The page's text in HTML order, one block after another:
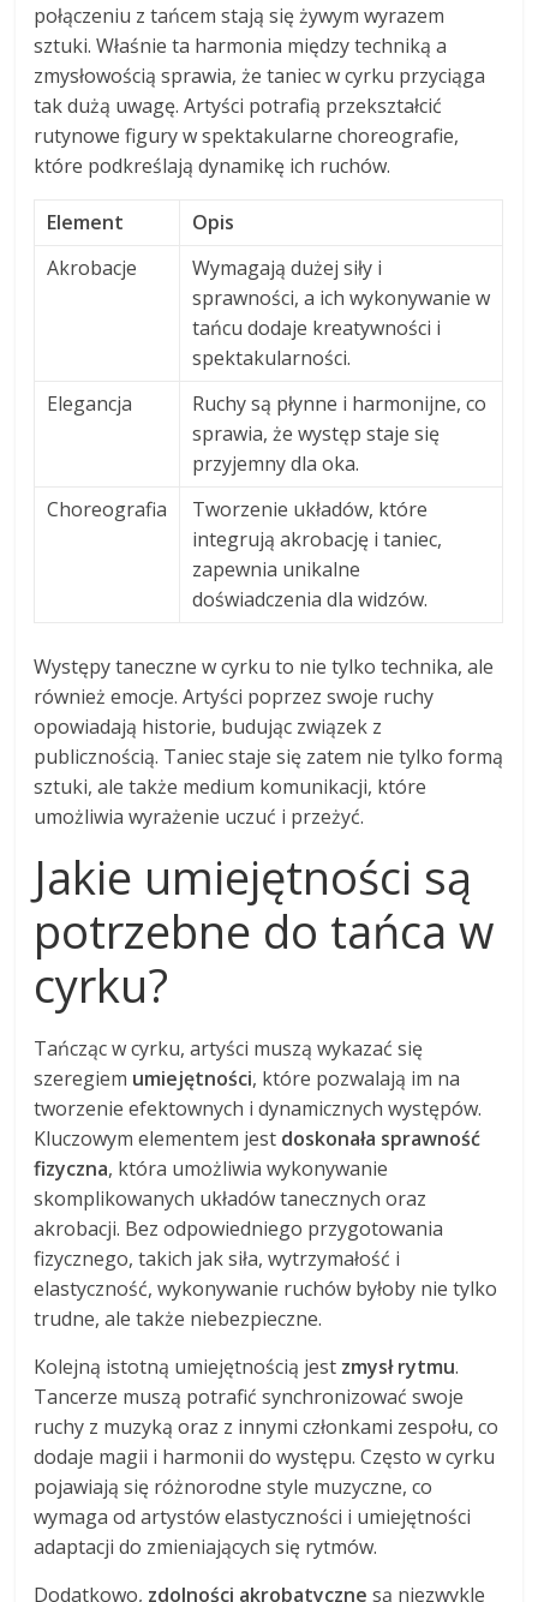
połączeniu z tańcem stają się żywym wyrazem
sztuki. Właśnie ta harmonia między techniką a
zmysłowością sprawia, że taniec w cyrku przyciąga
tak dużą uwagę. Artyści potrafią przekształcić
rutynowe figury w spektakularne choreografie,
które podkreślają dynamikę ich ruchów.
Element
Opis
Akrobacje
Wymagają dużej siły i
sprawności, a ich wykonywanie w
tańcu dodaje kreatywności i
spektakularności.
Elegancja
Ruchy są płynne i harmonijne, co
sprawia, że występ staje się
przyjemny dla oka.
Choreografia
Tworzenie układów, które
integrują akrobację i taniec,
zapewnia unikalne
doświadczenia dla widzów.
Występy taneczne w cyrku to nie tylko technika, ale
również emocje. Artyści poprzez swoje ruchy
opowiadają historie, budując związek z
publicznością. Taniec staje się zatem nie tylko formą
sztuki, ale także medium komunikacji, które
umożliwia wyrażenie uczuć i przeżyć.
Jakie umiejętności są
potrzebne do tańca w
cyrku?
Tańcząc w cyrku, artyści muszą wykazać się
szeregiem umiejętności, które pozwalają im na
tworzenie efektownych i dynamicznych występów.
Kluczowym elementem jest doskonała sprawność
fizyczna, która umożliwia wykonywanie
skomplikowanych układów tanecznych oraz
akrobacji. Bez odpowiedniego przygotowania
fizycznego, takich jak siła, wytrzymałość i
elastyczność, wykonywanie ruchów byłoby nie tylko
trudne, ale także niebezpieczne.
Kolejną istotną umiejętnością jest zmysł rytmu.
Tancerze muszą potrafić synchronizować swoje
ruchy z muzyką oraz z innymi członkami zespołu, co
dodaje magii i harmonii do występu. Często w cyrku
pojawiają się różnorodne style muzyczne, co
wymaga od artystów elastyczności i umiejętności
adaptacji do zmieniających się rytmów.
Dodatkowo, zdolności akrobatyczne są niezwykle